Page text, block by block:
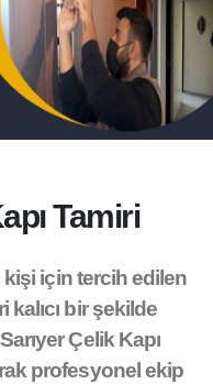
Tamiri
kişi için tercih edilen
kalıcı bir şekilde
Çelik Kapı
profesyonel ekip